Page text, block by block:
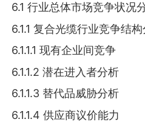
6.1 行业总体市场竞争状况
6.1.1 复合光缆行业竞争结
6.1.1.1 现有企业间竞争
6.1.1.2 潜在进入者分析
6.1.1.3 替代品威胁分析
6.1.1.4 供应商议价能力